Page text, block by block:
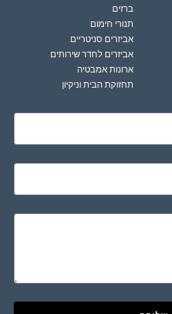
ברזים
תנורי חימום
אביזרים סניטריים
אביזרים לחדר שירותים
ארונות אמבטיה
תחזוקת הבית וניקיון